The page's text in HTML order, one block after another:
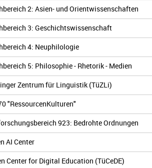
2: Asien- und Orientwissenschaften
3: Geschichtswissenschaft
4: Neuphilologie
5: Philosophie - Rhetorik - Medien
Zentrum für Linguistik (TüZLi)
"RessourcenKulturen"
923: Bedrohte Ordnungen
AI Center
Center for Digital Education (TüCeDE)